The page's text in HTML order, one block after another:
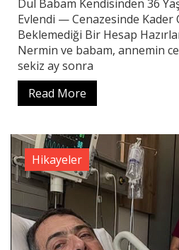
Dul Babam Kendisinden 36
Evlendi — Cenazesinde Kader
Beklemediği Bir Hesap
Nermin ve babam, annemin
sekiz ay sonra
Read More
Hikayeler